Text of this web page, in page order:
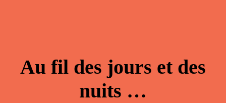
Au fil des jours et des
nuits …